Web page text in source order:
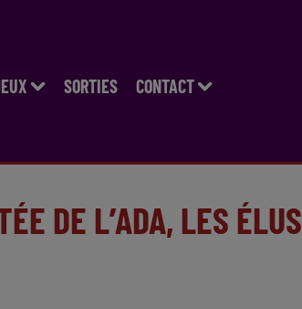
SORTIES CONTACT
DE L’ADA, LES ÉLUS